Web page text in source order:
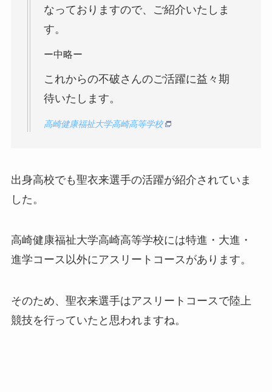
なっておりますので、ご紹介いたしま
す。
ー中略ー
これからの不破さんのご活躍に益々期
待いたします。
高崎健康福祉大学高崎高等学校
出身高校でも聖衣来選手の活躍が紹介されていま
した。
高崎健康福祉大学高崎高等学校には特進・大進・
進学コース以外にアスリートコースがあります。
そのため、聖衣来選手はアスリートコースで陸上
競技を行っていたと思われますね。